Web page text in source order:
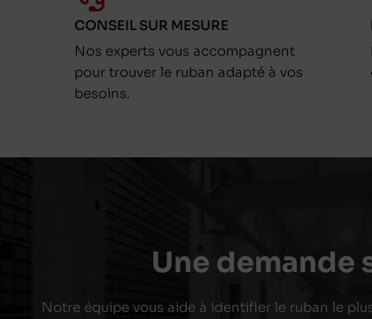
CONSEIL SUR MESURE
Nos experts vous accompagnent
pour trouver le ruban adapté à vos
besoins.
Une demande
Notre équipe vous aide à identifier le ruban le